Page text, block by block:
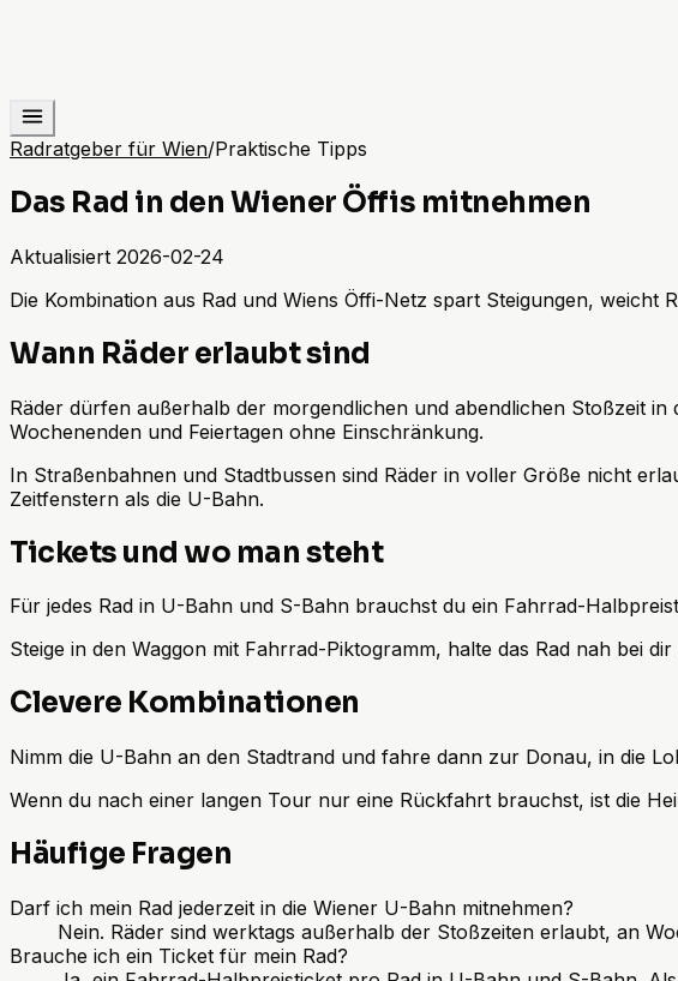
Radratgeber für Wien/Praktische Tipps
Das Rad in den Wiener Öffis mitnehmen
Aktualisiert 2026-02-24
Die Kombination aus Rad und Wiens Öffi-Netz spart Steigungen,
Wann Räder erlaubt sind
Räder dürfen außerhalb der morgendlichen und abendlichen Stoßzeit
Wochenenden und Feiertagen ohne Einschränkung.
In Straßenbahnen und Stadtbussen sind Räder in voller Größe nicht
Zeitfenstern als die U-Bahn.
Tickets und wo man steht
Für jedes Rad in U-Bahn und S-Bahn brauchst du ein Fahrrad-
Steige in den Waggon mit Fahrrad-Piktogramm, halte das Rad nah bei
Clevere Kombinationen
Nimm die U-Bahn an den Stadtrand und fahre dann zur Donau, in die
Wenn du nach einer langen Tour nur eine Rückfahrt brauchst, ist die
Häufige Fragen
Darf ich mein Rad jederzeit in die Wiener U-Bahn mitnehmen?
Nein. Räder sind werktags außerhalb der Stoßzeiten erlaubt, an
Brauche ich ein Ticket für mein Rad?